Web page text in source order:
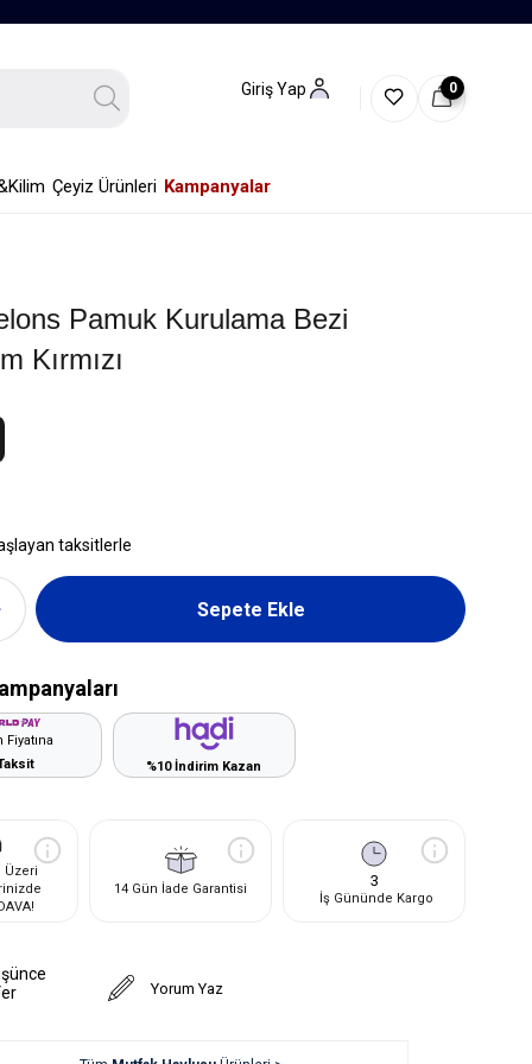
Giriş Yap 0
Çeyiz Ürünleri Kampanyalar
Pamuk Kurulama Bezi
Kırmızı
taksitlerle
Fiyatına
%10 İndirim Kazan
Üzeri
14 Gün İade Garantisi 3
İş Gününde Kargo
Yorum Yaz